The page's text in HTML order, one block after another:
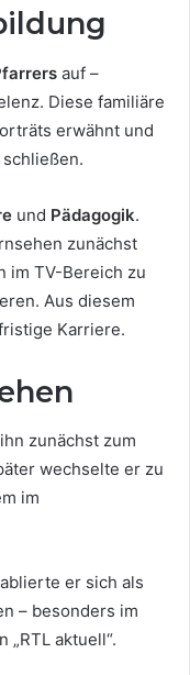
auf –
Diese familiäre
erwähnt und
und Pädagogik.
zunächst
im TV-Bereich zu
Aus diesem
Karriere.
zunächst zum
wechselte er zu
im
er sich als
– besonders im
aktuell“.